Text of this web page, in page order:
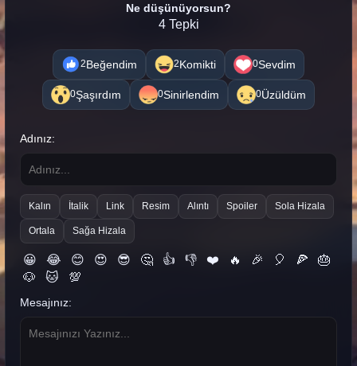
Ne düşünüyorsun?
4 Tepki
2Beğendim 2Komikti 0Sevdim
0Şaşırdım 0Sinirlendim 0Üzüldüm
Adınız:
Kalın İtalik Link Resim Alıntı Spoiler Sola Hizala
Ortala Sağa Hizala
😀 😂 😊 😍 😎 🤔 👍 👎 ❤️ 🔥 🎉 🎈 🍕
🎂
🐶
🐱 💯
Mesajınız: